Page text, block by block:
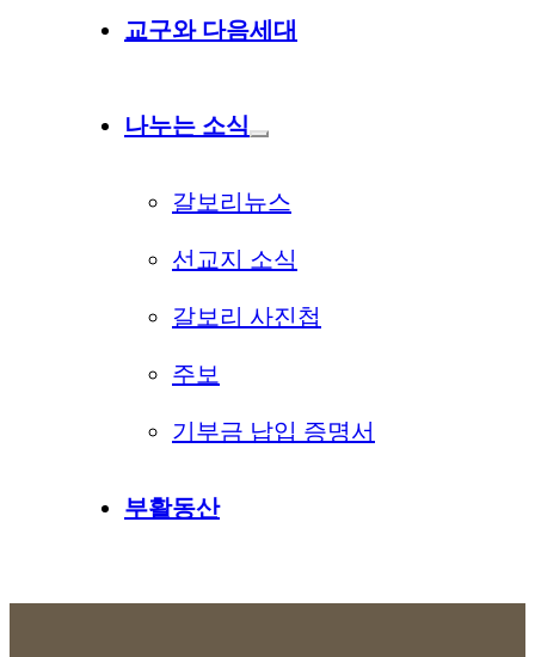
교구와 다음세대
나누는 소식
갈보리뉴스
선교지 소식
갈보리 사진첩
주보
기부금 납입 증명서
부활동산